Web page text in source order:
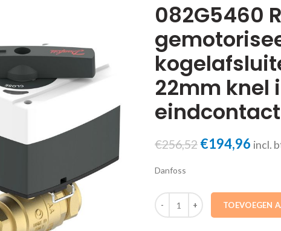
082G5460
22mm knel
€256,52
€256,52.
€194,96 incl.
Danfoss
082G5460 Regelset 2-weg
TOEVOEGEN